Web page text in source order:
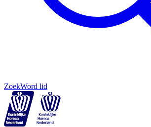
ZoekWord lid